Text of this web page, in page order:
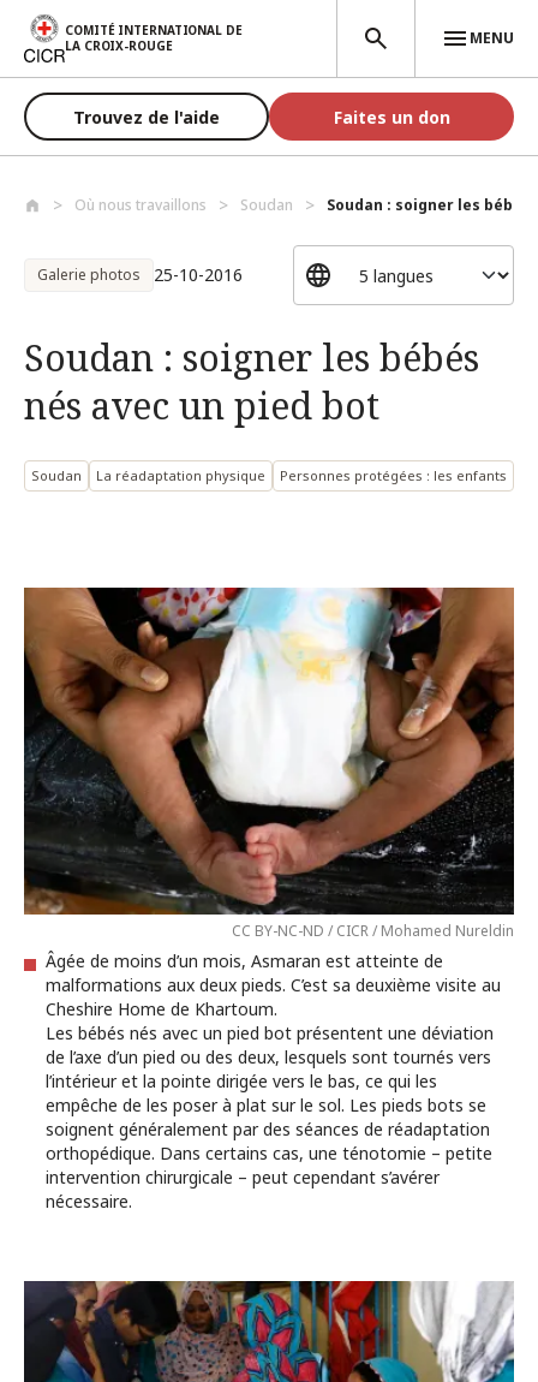
Aller au contenu principal
COMITÉ INTERNATIONAL DE
LA CROIX-ROUGE
MENU
Trouvez de l'aide Faites un don
Où nous travaillons Soudan Soudan : soigner les bébés
Galerie photos 25-10-2016
Soudan : soigner les bébés
nés avec un pied bot
Soudan La réadaptation physique Personnes protégées : les enfants
CC BY-NC-ND / CICR / Mohamed Nureldin
Âgée de moins d’un mois, Asmaran est atteinte de
malformations aux deux pieds. C’est sa deuxième visite au
Cheshire Home de Khartoum.
Les bébés nés avec un pied bot présentent une déviation
de l’axe d’un pied ou des deux, lesquels sont tournés vers
l’intérieur et la pointe dirigée vers le bas, ce qui les
empêche de les poser à plat sur le sol. Les pieds bots se
soignent généralement par des séances de réadaptation
orthopédique. Dans certains cas, une ténotomie – petite
intervention chirurgicale – peut cependant s’avérer
nécessaire.